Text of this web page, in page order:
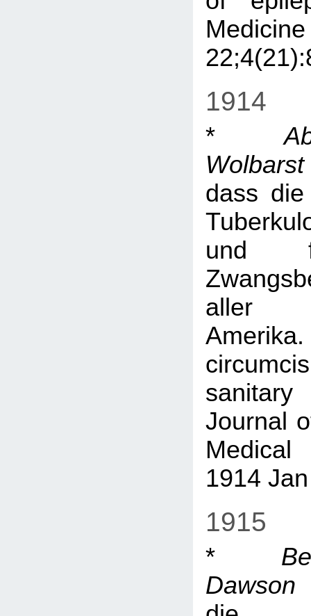
1914
*
Wolbarst
dass die
und
aller
Journal
1914
1915
*
Dawson